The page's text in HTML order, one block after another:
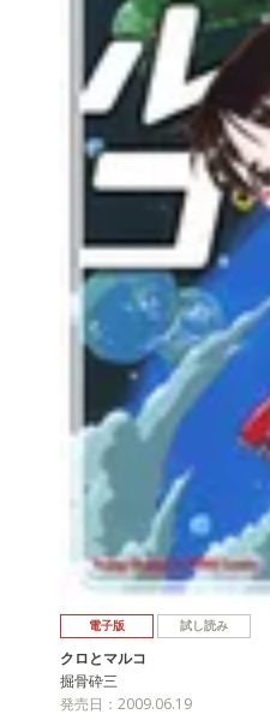
電子版 試し読み
クロとマルコ
掘骨砕三
発売日：2009.06.19